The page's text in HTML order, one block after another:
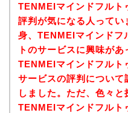
TENMEIマインドフルト
評判が気になる人ってい
身、TENMEIマインドフ
トのサービスに興味があ
TENMEIマインドフルト
サービスの評判について
しました。ただ、色々と
TENMEIマインドフルト